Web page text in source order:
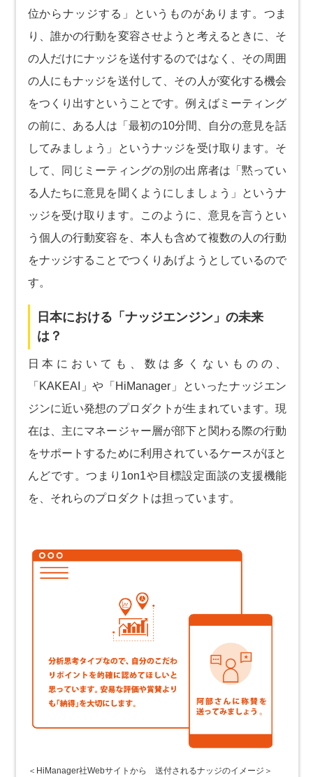
位からナッジする」というものがあります。つま
り、誰かの行動を変容させようと考えるときに、そ
の人だけにナッジを送付するのではなく、その周囲
の人にもナッジを送付して、その人が変化する機会
をつくり出すということです。例えばミーティング
の前に、ある人は「最初の10分間、自分の意見を話
してみましょう」というナッジを受け取ります。そ
して、同じミーティングの別の出席者は「黙ってい
る人たちに意見を聞くようにしましょう」というナ
ッジを受け取ります。このように、意見を言うとい
う個人の行動変容を、本人も含めて複数の人の行動
をナッジすることでつくりあげようとしているので
す。
日本における「ナッジエンジン」の未来
は？
日本においても、数は多くないものの、
「KAKEAI」や「HiManager」といったナッジエン
ジンに近い発想のプロダクトが生まれています。現
在は、主にマネージャー層が部下と関わる際の行動
をサポートするために利用されているケースがほと
んどです。つまり1on1や目標設定面談の支援機能
を、それらのプロダクトは担っています。
＜HiManager社Webサイトから 送付されるナッジのイメージ＞